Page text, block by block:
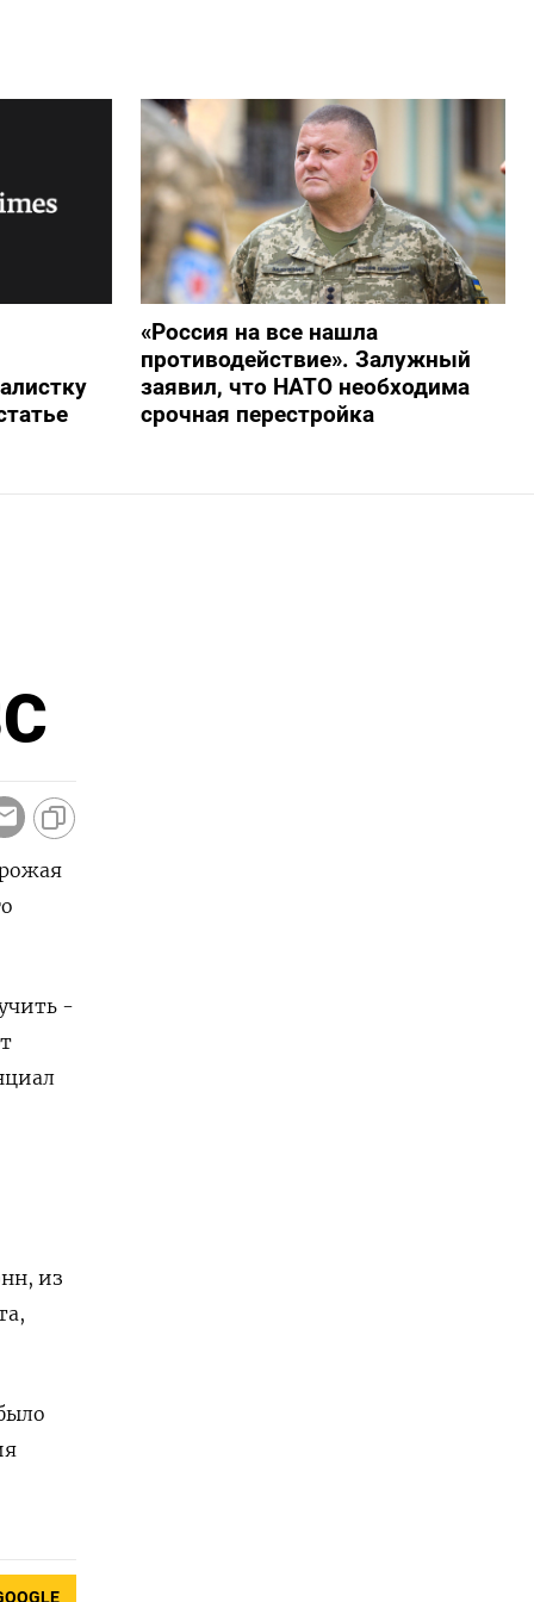
«Россия на все нашла
противодействие». Залужный
заявил, что НАТО необходима
срочная перестройка
-
из